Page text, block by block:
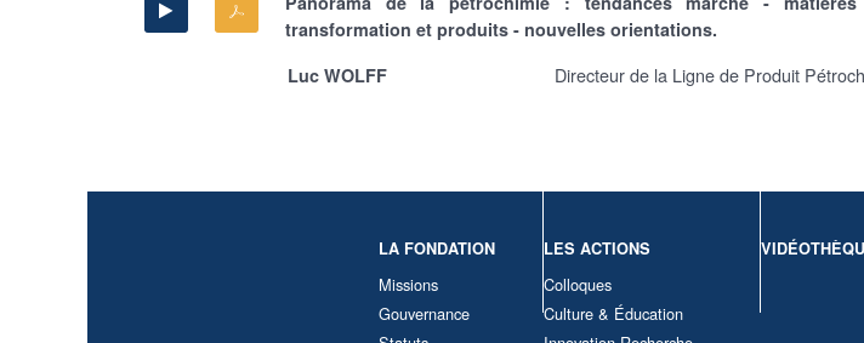
transformation et produits - nouvelles orientations.
Luc WOLFF
Directeur de la Ligne de Produit
LA FONDATION
Missions
Gouvernance
LES ACTIONS
Colloques
Culture & Éducation